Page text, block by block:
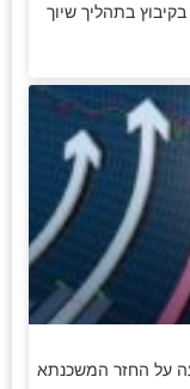
בתהליך שיוך
על החזר המשכנתא